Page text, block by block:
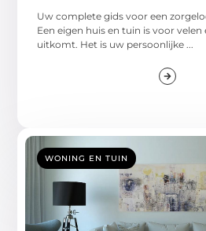
Uw complete gids voor een
Een eigen huis en tuin is voor
uitkomt. Het is uw persoonlijke ...
WONING EN TUIN